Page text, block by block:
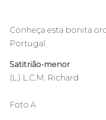
Conheça esta bonita
Portugal.
Satitrião-menor
(L.) L.C.M. Richard
Foto A